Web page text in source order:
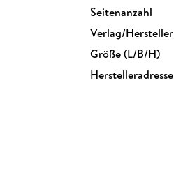
Seitenanzahl
Verlag/Hersteller
Größe (L/B/H)
Herstelleradresse